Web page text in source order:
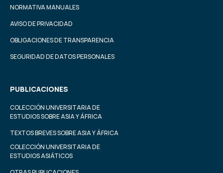
NORMATIVA MANUALES
AVISO DE PRIVACIDAD
OBLIGACIONES DE TRANSPARENCIA
SEGURIDAD DE DATOS PERSONALES
PUBLICACIONES
COLECCIÓN UNIVERSITARIA DE
ESTUDIOS SOBRE ASIA Y ÁFRICA
TEXTOS BREVES SOBRE ASIA Y ÁFRICA
COLECCIÓN UNIVERSITARIA DE
ESTUDIOS ASIÁTICOS